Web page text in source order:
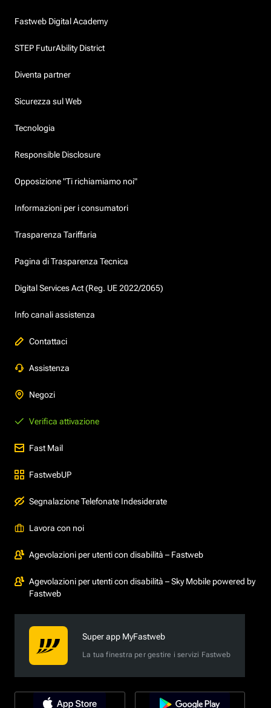
Fastweb Digital Academy
STEP FuturAbility District
Diventa partner
Sicurezza sul Web
Tecnologia
Responsible Disclosure
Opposizione "Ti richiamiamo noi"
Informazioni per i consumatori
Trasparenza Tariffaria
Pagina di Trasparenza Tecnica
Digital Services Act (Reg. UE 2022/2065)
Info canali assistenza
Contattaci
Assistenza
Negozi
Verifica attivazione
Fast Mail
FastwebUP
Segnalazione Telefonate Indesiderate
Lavora con noi
Agevolazioni per utenti con disabilità – Fastweb
Agevolazioni per utenti con disabilità – Sky Mobile powered by
Fastweb
Super app MyFastweb
La tua finestra per gestire i servizi Fastweb